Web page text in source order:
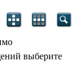
выберите